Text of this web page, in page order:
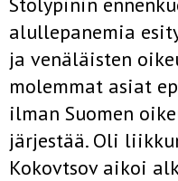
alullepanemia
ja venäläisten
molemmat asiat
ilman Suomen
järjestää. Oli
Kokovtsov aikoi